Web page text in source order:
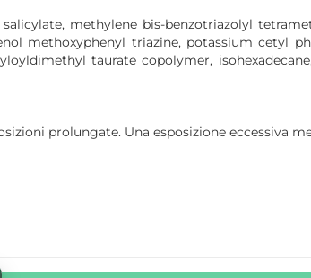
methylene bis-benzotriazolyl
methoxyphenyl triazine, potassium cetyl
taurate copolymer,
prolungate. Una esposizione eccessiva